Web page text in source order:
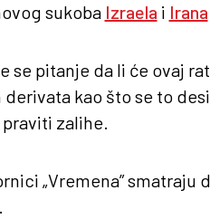
sukoba Izraela i Irana
se pitanje da li će ovaj
kao što se to
zalihe.
„Vremena”